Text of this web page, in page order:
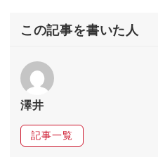
この記事を書いた人
澤井
記事一覧